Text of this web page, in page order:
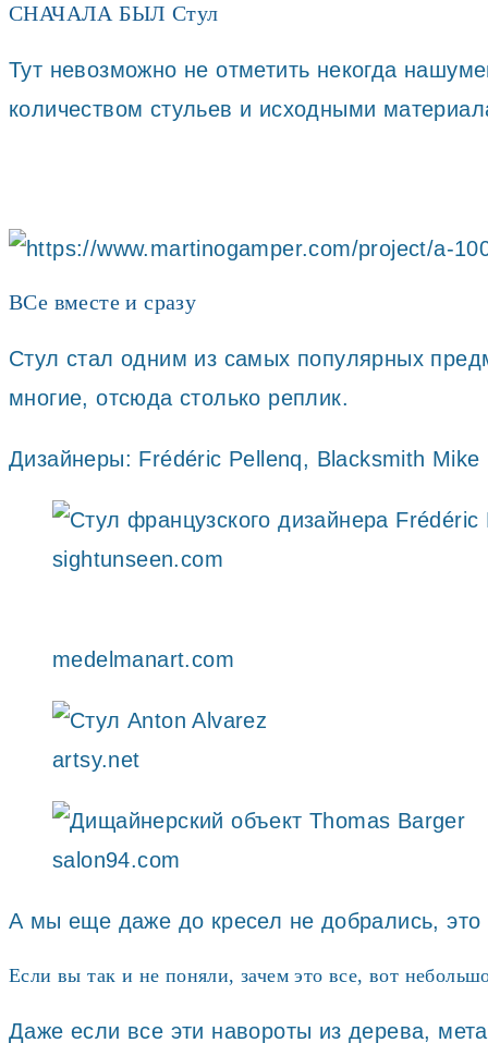
СНАЧАЛА БЫЛ Стул
Тут невозможно не отметить некогда
количеством стульев и исходными
ВСе вместе и сразу
Стул стал одним из самых популярных
многие, отсюда столько реплик.
Дизайнеры: Frédéric Pellenq, Blacksmith
sightunseen.com
medelmanart.com
artsy.net
salon94.com
А мы еще даже до кресел не добрались, это
Если вы так и не поняли, зачем это все, вот
Даже если все эти навороты из дерева,